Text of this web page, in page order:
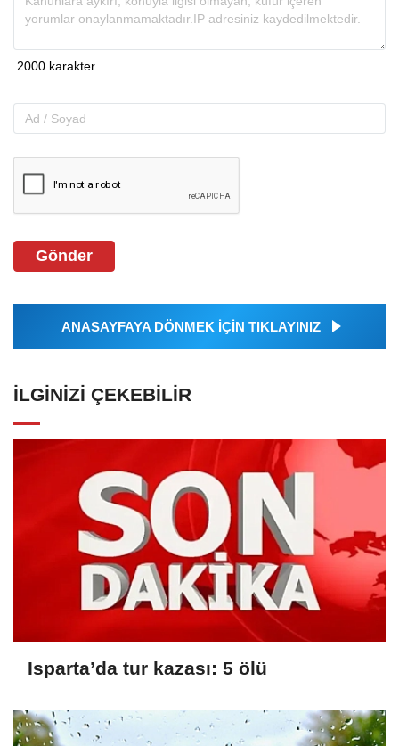
Gönder
ANASAYFAYA DÖNMEK İÇİN TIKLAYINIZ
İLGINIZI ÇEKEBILIR
Isparta’da tur kazası: 5 ölü